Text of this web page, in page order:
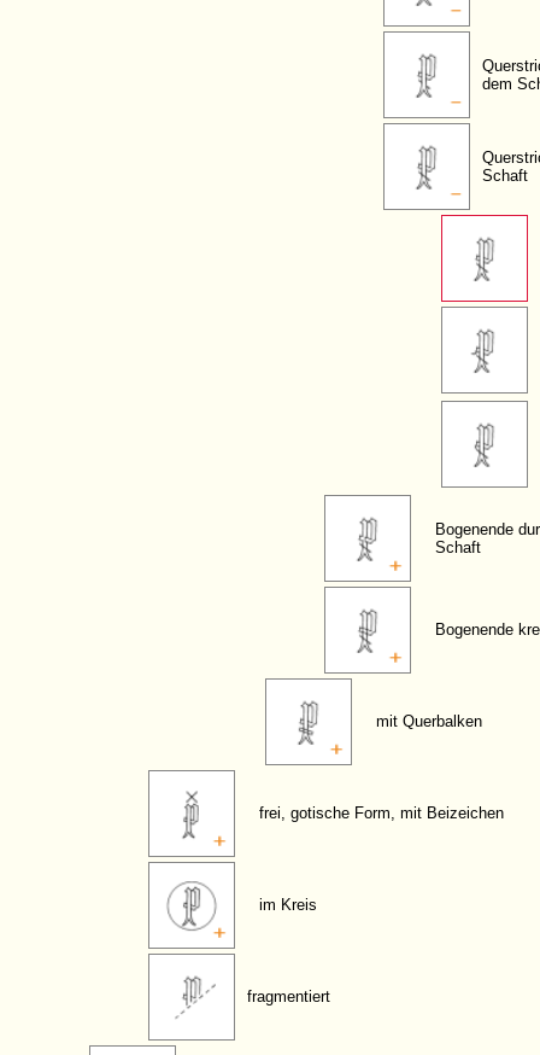
dem
Schaft
Bogenende
Schaft
Bogenende
mit Querbalken
frei, gotische Form, mit Beizeichen
im Kreis
fragmentiert